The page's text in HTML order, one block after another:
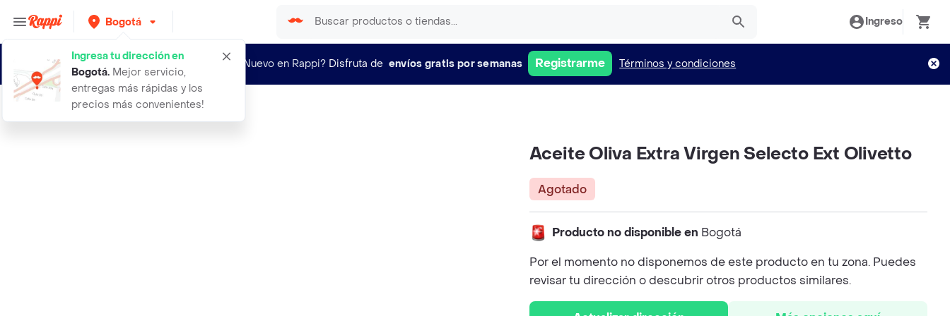
Bogotá
Ingresa tu dirección en
Bogotá. Mejor servicio,
entregas más rápidas y los
precios más convenientes!
Ingreso
¿Nuevo en Rappi? Disfruta de envíos gratis por semanas Registrarme Términos y condiciones
aceite oliva extra virgen selecto e
Aceite Oliva Extra Virgen Selecto Ext Olivetto
Agotado
Producto no disponible en Bogotá
Por el momento no disponemos de este producto en tu zona. Puedes
revisar tu dirección o descubrir otros productos similares.